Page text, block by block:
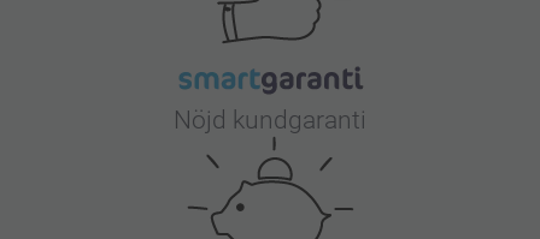
Nöjd kundgaranti